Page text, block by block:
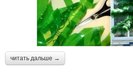
читать дальше →